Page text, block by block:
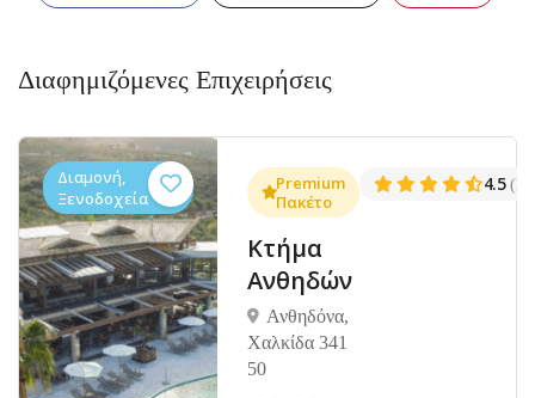
Διαφημιζόμενες Επιχειρήσεις
(1381)
Διαμονή,
Ξενοδοχεία
Premium
Πακέτο
Κτήμα
Ανθηδών
Ανθηδόνα,
Χαλκίδα 341
50
4.5